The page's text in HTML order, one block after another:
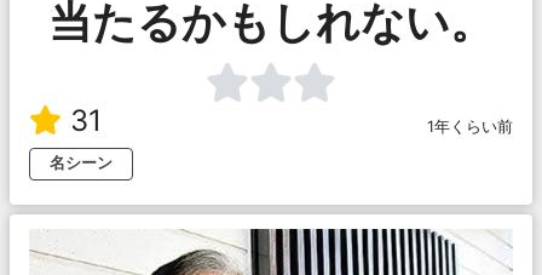
当たるかもしれない。
31
1年くらい前
名シーン